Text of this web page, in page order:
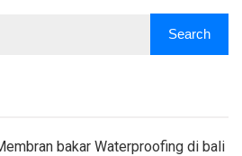
bakar Waterproofing di bali